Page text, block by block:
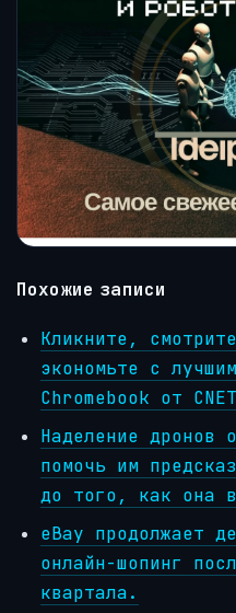
Похожие записи
Кликните,
экономьте с
Chromebook от
Наделение дронов
помочь им
до того, как она
eBay продолжает
онлайн-шопинг
квартала.